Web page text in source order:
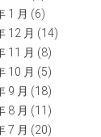
1 月 (6)
12 月 (14)
11 月 (8)
10 月 (5)
9 月 (18)
8 月 (11)
7 月 (20)